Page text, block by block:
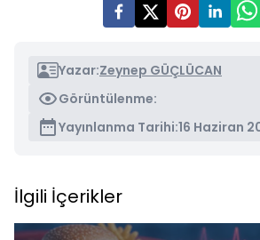
Yazar:Zeynep GÜÇLÜCAN
Görüntülenme:
Yayınlanma Tarihi:16 Haziran
İlgili İçerikler